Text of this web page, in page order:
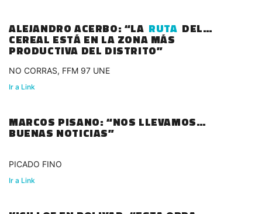
ALEJANDRO ACERBO: “LA RUTA DEL
CEREAL ESTÁ EN LA ZONA MÁS
PRODUCTIVA DEL DISTRITO”
NO CORRAS, FFM 97 UNE
Ir a Link
MARCOS PISANO: “NOS LLEVAMOS
BUENAS NOTICIAS”
PICADO FINO
Ir a Link